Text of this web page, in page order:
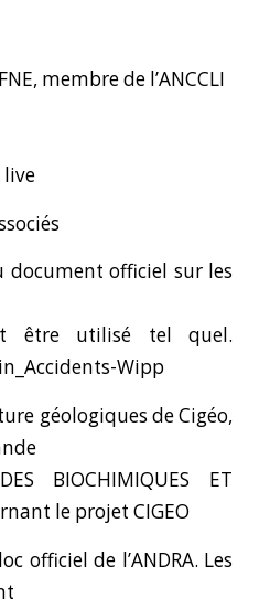
membre de l’ANCCLI
live
document officiel sur les
être utilisé tel quel.
Wipp
géologiques de Cigéo,
BIOCHIMIQUES ET
le projet CIGEO
officiel de l’ANDRA. Les